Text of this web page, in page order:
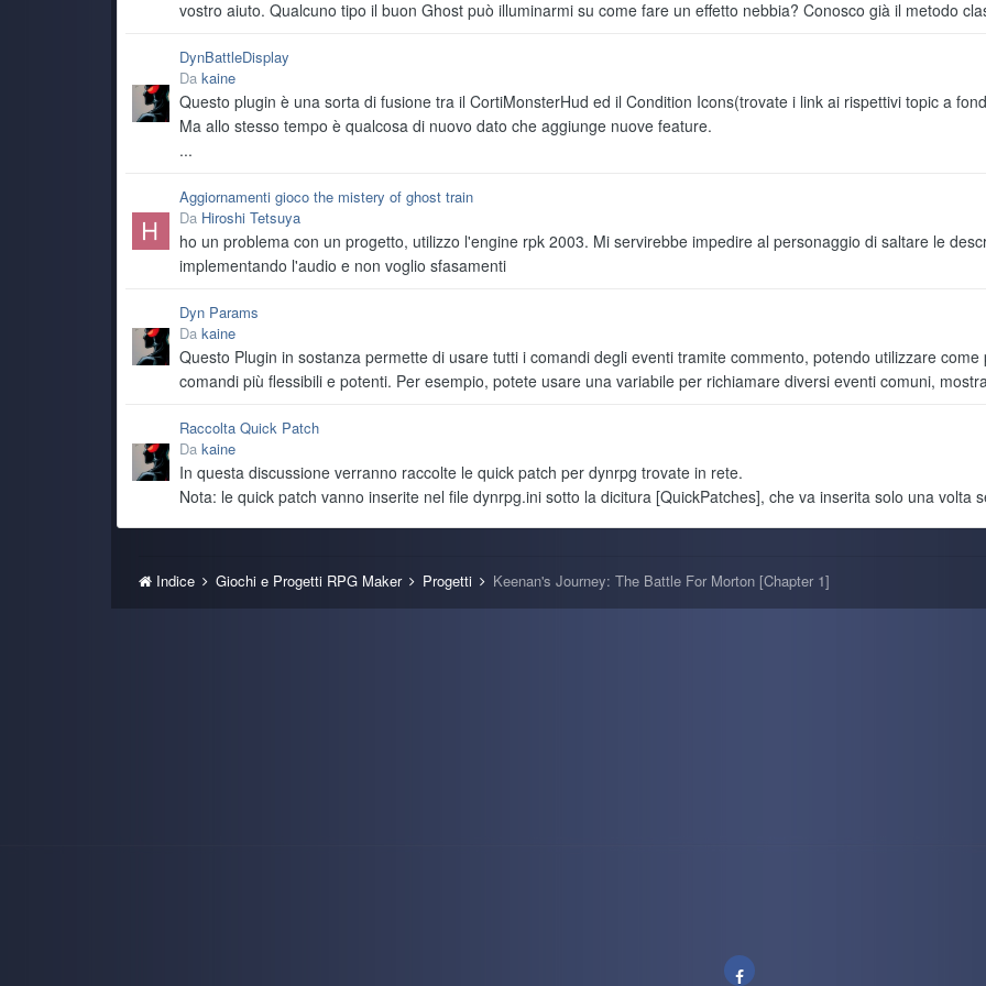
spegnimenti improvvisi
TecnoNinja
@kaine
kaine
technuzzooooooooo o/
troppe spese raghi troppe spese tra il 2025 ed il 2026 e tutta roba inattesa di cui avrei fatto a menoXD
kaine
Tutta colpa dei nipotini che sbucano come funghi (di cui una a fine mese
kaine
per via del boom dell'IA i prezzi son saliti alle stelle, quindi ho fanno una super offerta verso agosto o sarò costretto ad
kaine
io pure volendo non posso ç__ç il mio pc è mezzo morto e si spegne a random su winzoz, inspiegabilmente su linux per le
dovrebbe essere fritta!
Ghost Rider
@Ryoku scaricato anche io, per la conservazione XDDD uno di questi pomeriggi dopo il lavoro lo provo
TecnoNinja
@Ghost Rider grazie per il steveme scars xD
vostro aiuto. Qualcuno tipo il buon Ghost può illuminarmi su come fare un effetto nebbia? Conosco già il metodo
DynBattleDisplay
Da kaine
Questo plugin è una sorta di fusione tra il CortiMonsterHud ed il Condition Icons(trovate i link ai rispettivi topic a
Ma allo stesso tempo è qualcosa di nuovo dato che aggiunge nuove feature.
...
Aggiornamenti gioco the mistery of ghost train
Da Hiroshi Tetsuya
ho un problema con un progetto, utilizzo l'engine rpk 2003. Mi servirebbe impedire al personaggio di saltare le
implementando l'audio e non voglio sfasamenti
Dyn Params
Da kaine
Questo Plugin in sostanza permette di usare tutti i comandi degli eventi tramite commento, potendo utilizzare
comandi più flessibili e potenti. Per esempio, potete usare una variabile per richiamare diversi eventi comuni,
Raccolta Quick Patch
Da kaine
In questa discussione verranno raccolte le quick patch per dynrpg trovate in rete.
Nota: le quick patch vanno inserite nel file dynrpg.ini sotto la dicitura [QuickPatches], che va inserita solo una volta
Indice Giochi e Progetti RPG Maker Progetti Keenan's Journey: The Battle For Morton [Chapter 1]